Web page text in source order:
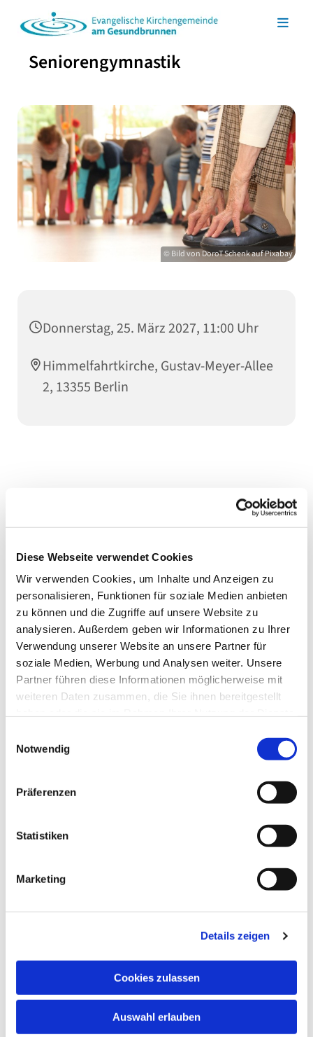
Diese Webseite verwendet Cookies
Wir verwenden Cookies, um Inhalte und Anzeigen zu
personalisieren, Funktionen für soziale Medien anbieten
zu können und die Zugriffe auf unsere Website zu
analysieren. Außerdem geben wir Informationen zu Ihrer
Verwendung unserer Website an unsere Partner für
soziale Medien, Werbung und Analysen weiter. Unsere
Partner führen diese Informationen möglicherweise mit
weiteren Daten zusammen, die Sie ihnen bereitgestellt
Notwendig
Präferenzen
Statistiken
Marketing
Details zeigen
Cookies zulassen
Auswahl erlauben
Seniorengymnastik
© Bild von DoroT Schenk auf Pixabay
Donnerstag, 25. März 2027, 11:00 Uhr
Himmelfahrtkirche, Gustav-Meyer-Allee
2, 13355 Berlin